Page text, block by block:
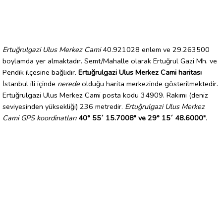
Ertuğrulgazi Ulus Merkez Cami40.921028 enlem ve 29.263500
boylamda yer almaktadır. Semt/Mahalle olarak Ertuğrul Gazi Mh. ve
Pendik ilçesine bağlıdır. Ertuğrulgazi Ulus Merkez Cami haritası
İstanbul ili içinde nerede olduğu harita merkezinde gösterilmektedir.
Ertuğrulgazi Ulus Merkez Cami posta kodu 34909. Rakımı (deniz
seviyesinden yüksekliği) 236 metredir. Ertuğrulgazi Ulus Merkez
Cami GPS koordinatları 40° 55´ 15.7008" ve 29° 15´ 48.6000".